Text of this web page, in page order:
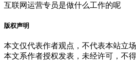
互联网运营专员是做什么工作的呢
版权声明
本文仅代表作者观点，不代表本站立场
本文系作者授权发表，未经许可，不得